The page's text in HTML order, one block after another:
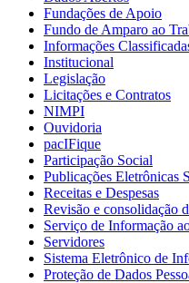
Fundações de Apoio
Fundo de Amparo ao
Informações
Institucional
Legislação
Licitações e Contratos
NIMPI
Ouvidoria
pacIFique
Participação Social
Publicações Eletrônicas
Receitas e Despesas
Revisão e consolidação
Serviço de Informação
Servidores
Sistema Eletrônico de
Proteção de Dados